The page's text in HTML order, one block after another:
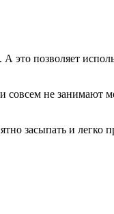
это позволяет
не занимают
засыпать и легко